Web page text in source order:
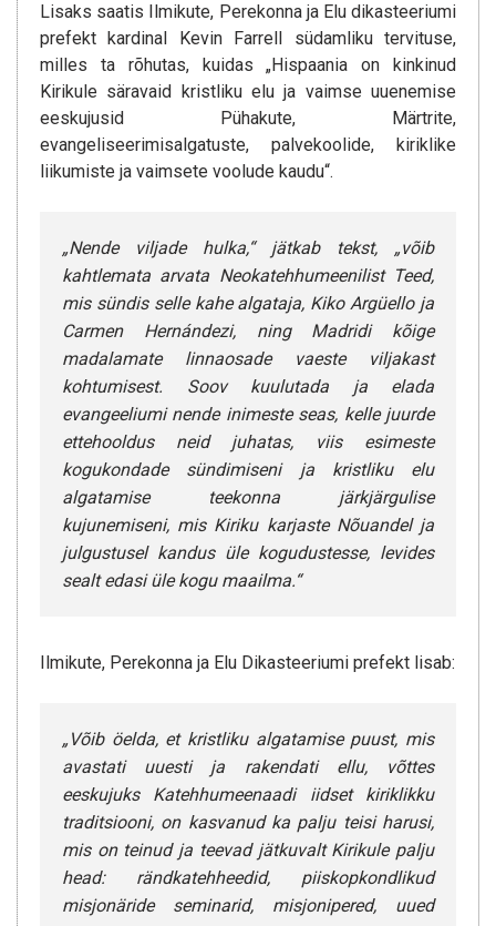
Lisaks saatis Ilmikute, Perekonna ja Elu dikasteeriumi
prefekt kardinal Kevin Farrell südamliku tervituse,
milles ta rõhutas, kuidas „Hispaania on kinkinud
Kirikule säravaid kristliku elu ja vaimse uuenemise
eeskujusid Pühakute, Märtrite,
evangeliseerimisalgatuste, palvekoolide, kiriklike
liikumiste ja vaimsete voolude kaudu“.
„Nende viljade hulka,“ jätkab tekst, „võib
kahtlemata arvata Neokatehhumeenilist Teed,
mis sündis selle kahe algataja, Kiko Argüello ja
Carmen Hernándezi, ning Madridi kõige
madalamate linnaosade vaeste viljakast
kohtumisest. Soov kuulutada ja elada
evangeeliumi nende inimeste seas, kelle juurde
ettehooldus neid juhatas, viis esimeste
kogukondade sündimiseni ja kristliku elu
algatamise teekonna järkjärgulise
kujunemiseni, mis Kiriku karjaste Nõuandel ja
julgustusel kandus üle kogudustesse, levides
sealt edasi üle kogu maailma.“
Ilmikute, Perekonna ja Elu Dikasteeriumi prefekt lisab:
„Võib öelda, et kristliku algatamise puust, mis
avastati uuesti ja rakendati ellu, võttes
eeskujuks Katehhumeenaadi iidset kiriklikku
traditsiooni, on kasvanud ka palju teisi harusi,
mis on teinud ja teevad jätkuvalt Kirikule palju
head: rändkatehheedid, piiskopkondlikud
misjonäride seminarid, misjonipered, uued